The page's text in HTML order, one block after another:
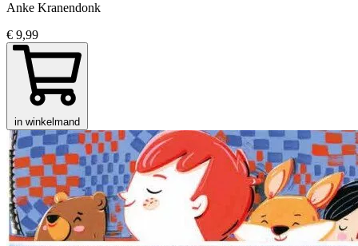
Anke Kranendonk
€ 9,99
in winkelmand